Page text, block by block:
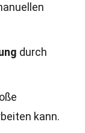
durch
kann.